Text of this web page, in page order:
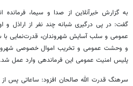
به گزارش خبرآنلاین از صدا و سیما، فرمانده
گفت: در پی درگیری شبانه چند نفر از اراذل و
عمومی و سلب آسایش شهروندان، قدرت‌نمایی با
و وحشت عمومی و تخریب اموال خصوصی
پلیس امنیت عمومی این فرماندهی وارد عمل شد.